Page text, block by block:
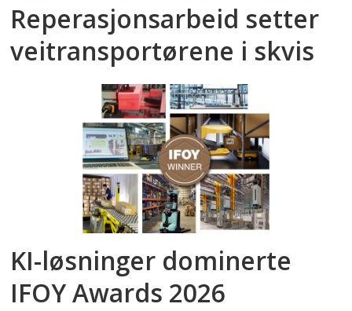
Reperasjonsarbeid setter
veitransportørene i skvis
KI-løsninger dominerte
IFOY Awards 2026